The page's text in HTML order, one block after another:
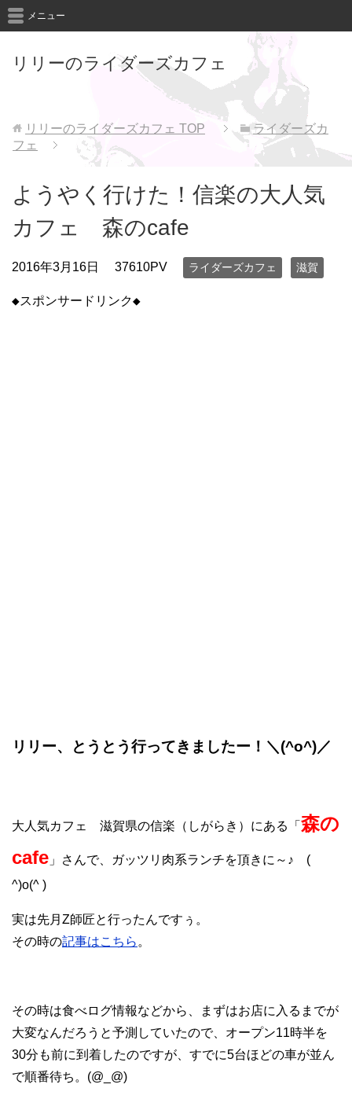
リリーのライダーズカフェ
メニュー
リリーのライダーズカフェ TOP
ライダーズカ
フェ
ようやく行けた！信楽の大人気
カフェ 森のcafe
2016年3月16日 37610PV ライダーズカフェ 滋賀
◆スポンサードリンク◆
リリー、とうとう行ってきましたー！＼(^o^)／
大人気カフェ 滋賀県の信楽（しがらき）にある「 森の
cafe 」さんで、ガッツリ肉系ランチを頂きに～♪ (
^)o(^ )
実は先月Z師匠と行ったんですぅ。
その時の記事はこちら 。
その時は食べログ情報などから、まずはお店に入るまでが
大変なんだろうと予測していたので、オープン11時半を
30分も前に到着したのですが、すでに5台ほどの車が並ん
で順番待ち。(@_@)